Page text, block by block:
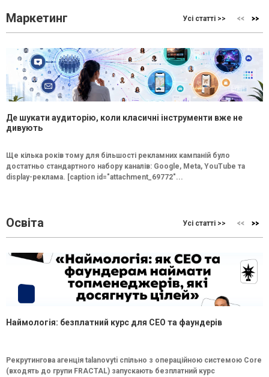
Маркетинг Усі статті >>
Де шукати аудиторію, коли класичні інструменти вже не
дивують
Ще кілька років тому для більшості рекламних кампаній було
достатньо стандартного набору каналів: Google, Meta, YouTube та
display-реклама. [caption id="attachment_69772"...
Освіта Усі статті >>
Наймологія: безплатний курс для CEO та фаундерів
Рекрутингова агенція talanovyti спільно з операційною системою Core
(входять до групи FRACTAL) запускають безплатний курс